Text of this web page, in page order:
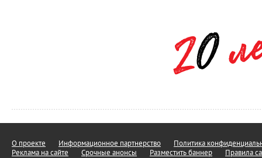
О проекте Информационное партнерство
Политика
Реклама на сайте
Срочные анонсы Разместить баннер Правила